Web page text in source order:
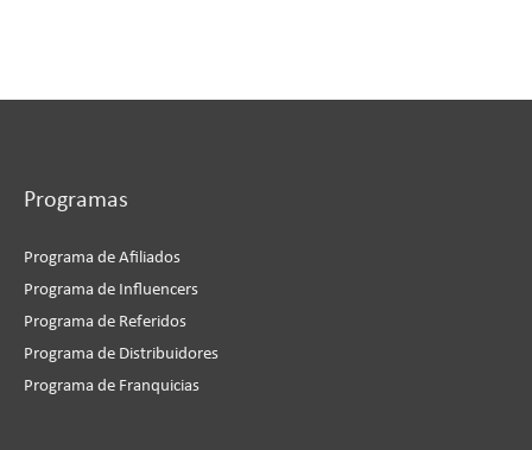
Programas
Programa de Afiliados
Programa de Influencers
Programa de Referidos
Programa de Distribuidores
Programa de Franquicias